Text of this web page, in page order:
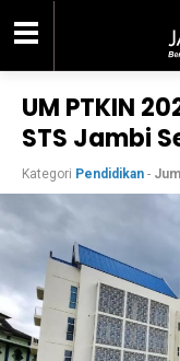
UM PTKIN
STS Jambi
Kategori Pendidikan -